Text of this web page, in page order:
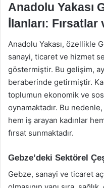
Anadolu Yakası
İlanları:
Anadolu Yakası, özellikle
sanayi, ticaret ve hizmet
göstermiştir. Bu gelişim,
beraberinde getirmiştir.
toplumun ekonomik ve
oynamaktadır. Bu
hem iş arayan kadınlar
fırsat sunmaktadır.
Gebze’deki Sektörel
Gebze, sanayi ve ticaret